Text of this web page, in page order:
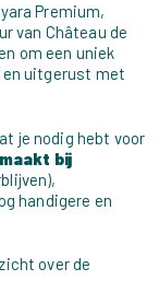
Premium,
van Château de
om een uniek
uitgerust met
je nodig hebt voor
bij
handigere en
over de